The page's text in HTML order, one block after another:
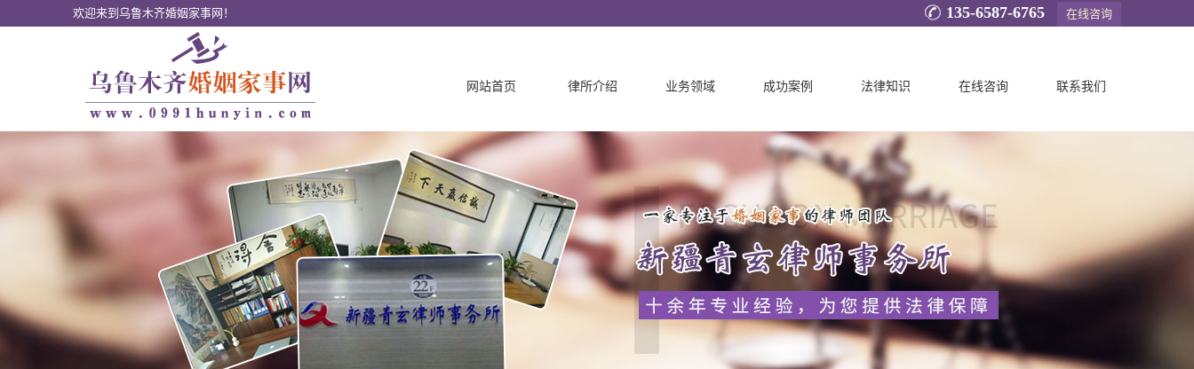
欢迎来到乌鲁木齐婚姻家事网！ 135-6587-6765 在线咨询
网站首页 律所介绍 业务领域 成功案例 法律知识 在线咨询 联系我们